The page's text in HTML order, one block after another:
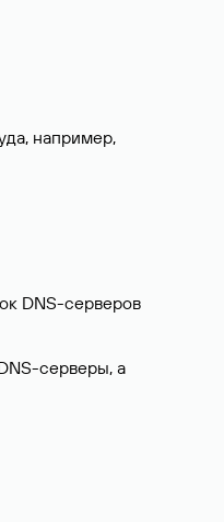
например,
DNS-серверов
серверы, а